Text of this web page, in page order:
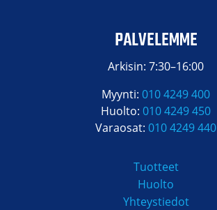
PALVELEMME
Arkisin: 7:30–16:00
Myynti: 010 4249 400
Huolto: 010 4249 450
Varaosat: 010 4249 440
Tuotteet
Huolto
Yhteystiedot